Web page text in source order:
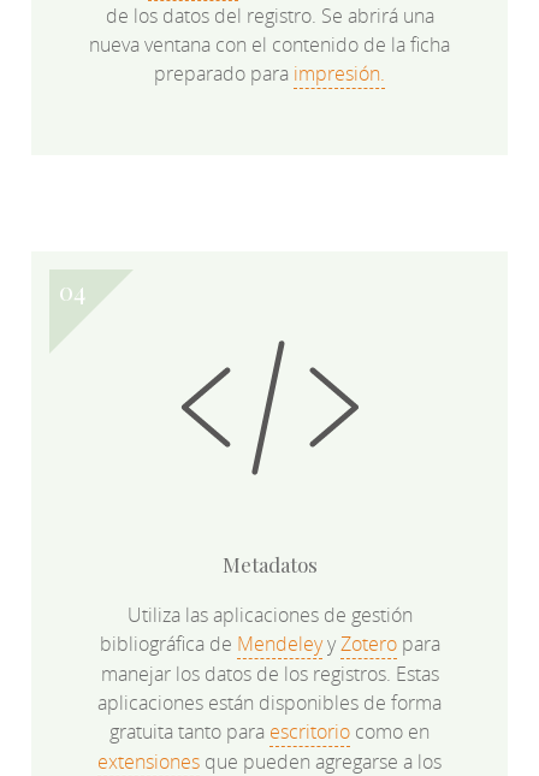
de los datos del registro. Se abrirá una
nueva ventana con el contenido de la ficha
preparado para impresión.
Metadatos
Utiliza las aplicaciones de gestión
bibliográfica de MendeleyyZoteropara
manejar los datos de los registros. Estas
aplicaciones están disponibles de forma
gratuita tanto para escritorio como en
extensiones que pueden agregarse a los